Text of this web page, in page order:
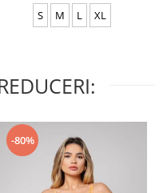
S M L XL
-80%